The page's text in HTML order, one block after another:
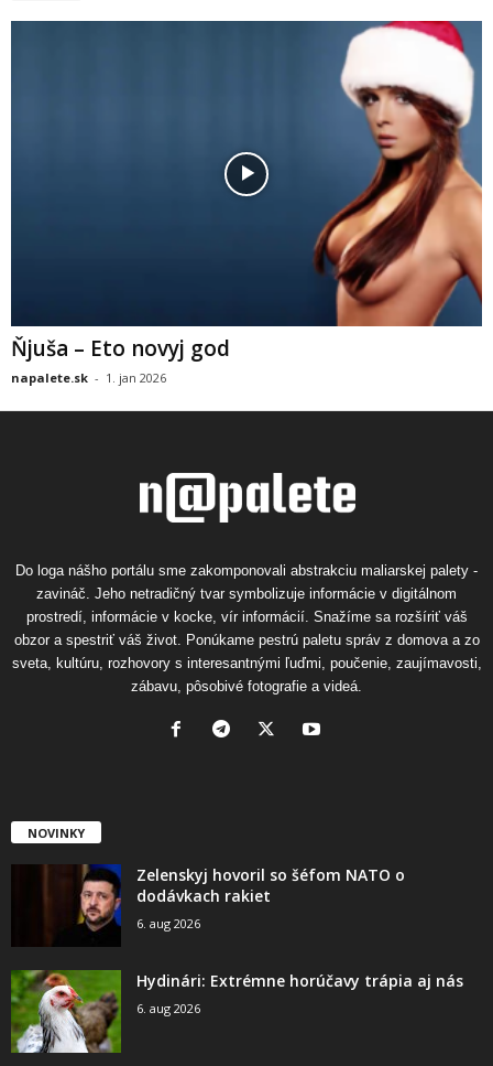
Ňjuša – Eto novyj god
napalete.sk - 1. jan 2026
Do loga nášho portálu sme zakomponovali abstrakciu maliarskej palety -
zavináč. Jeho netradičný tvar symbolizuje informácie v digitálnom
prostredí, informácie v kocke, vír informácií. Snažíme sa rozšíriť váš
obzor a spestriť váš život. Ponúkame pestrú paletu správ z domova a zo
sveta, kultúru, rozhovory s interesantnými ľuďmi, poučenie, zaujímavosti,
zábavu, pôsobivé fotografie a videá.
NOVINKY
Zelenskyj hovoril so šéfom NATO o
dodávkach rakiet
6. aug 2026
Hydinári: Extrémne horúčavy trápia aj nás
6. aug 2026